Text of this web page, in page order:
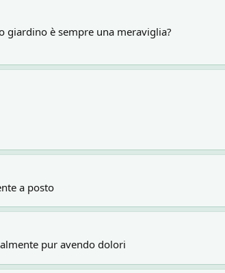
giardino è sempre una meraviglia?
a posto
pur avendo dolori